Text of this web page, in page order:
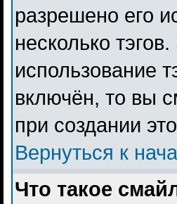
разрешено его
несколько
использование
включён, то вы
при создании
Вернуться к
Что такое